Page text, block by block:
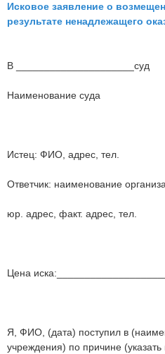
Исковое заявление о
результате ненадлежащего
В _____________________суд
Наименование суда
Истец: ФИО, адрес, тел.
Ответчик: наименование
юр. адрес, факт. адрес, тел.
Цена
Я, ФИО, (дата) поступил в
учреждения) по причине